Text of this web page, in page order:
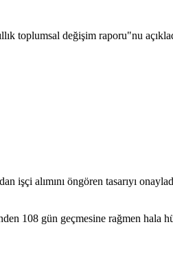
toplumsal değişim raporu"nu
işçi alımını öngören tasarıyı
108 gün geçmesine rağmen hala